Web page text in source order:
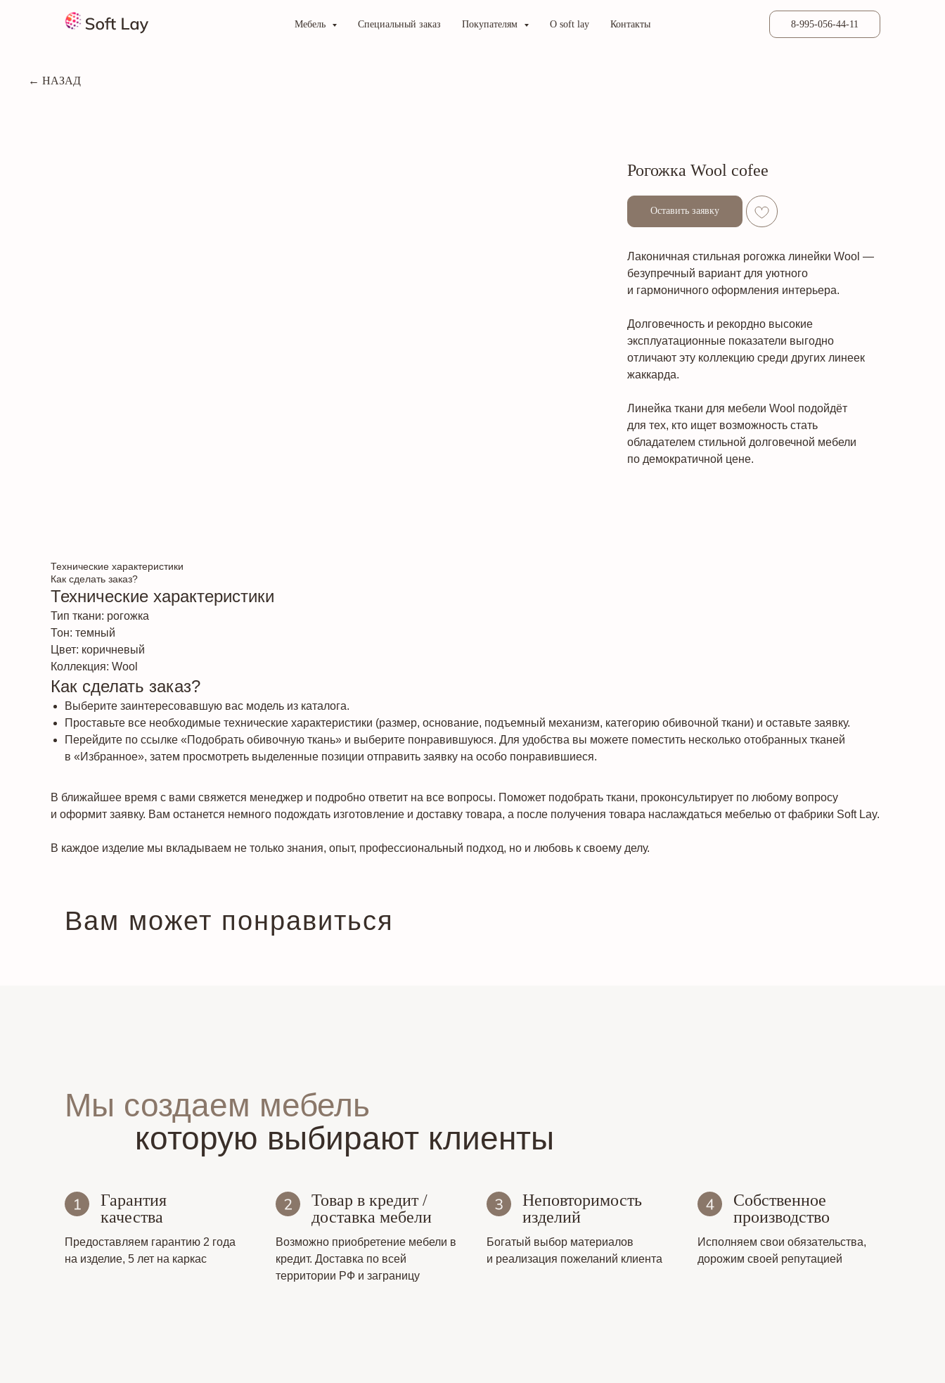
Мебель Специальный заказ Покупателям О soft lay Контакты 8-995-056-44-11
← НАЗАД
Рогожка Wool cofee
Оставить заявку
Лаконичная стильная рогожка линейки Wool —
безупречный вариант для уютного
и гармоничного оформления интерьера.
Долговечность и рекордно высокие
эксплуатационные показатели выгодно
отличают эту коллекцию среди других линеек
жаккарда.
Линейка ткани для мебели Wool подойдёт
для тех, кто ищет возможность стать
обладателем стильной долговечной мебели
по демократичной цене.
Технические характеристики
Как сделать заказ?
Технические характеристики
Тип ткани: рогожка
Тон: темный
Цвет: коричневый
Коллекция: Wool
Как сделать заказ?
Выберите заинтересовавшую вас модель из каталога.
Проставьте все необходимые технические характеристики (размер, основание, подъемный механизм, категорию обивочной ткани) и оставьте заявку.
Перейдите по ссылке «Подобрать обивочную ткань» и выберите понравившуюся. Для удобства вы можете поместить несколько отобранных тканей
в «Избранное», затем просмотреть выделенные позиции отправить заявку на особо понравившиеся.
В ближайшее время с вами свяжется менеджер и подробно ответит на все вопросы. Поможет подобрать ткани, проконсультирует по любому вопросу
и оформит заявку. Вам останется немного подождать изготовление и доставку товара, а после получения товара наслаждаться мебелью от фабрики Soft Lay.
В каждое изделие мы вкладываем не только знания, опыт, профессиональный подход, но и любовь к своему делу.
Вам может понравиться
Мы создаем мебель
которую выбирают клиенты
Гарантия
качества
Предоставляем гарантию 2 года
на изделие, 5 лет на каркас
Товар в кредит /
доставка мебели
Возможно приобретение мебели в
кредит. Доставка по всей
территории РФ и заграницу
Неповторимость
изделий
Богатый выбор материалов
и реализация пожеланий клиента
Собственное
производство
Исполняем свои обязательства,
дорожим своей репутацией